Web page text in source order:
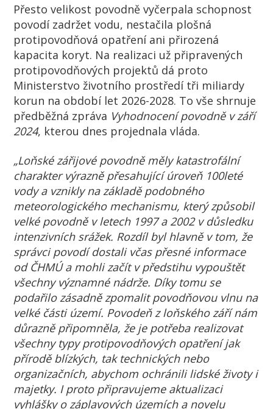
Přesto velikost povodně vyčerpala schopnost
povodí zadržet vodu, nestačila plošná
protipovodňová opatření ani přirozená
kapacita koryt. Na realizaci už připravených
protipovodňových projektů dá proto
Ministerstvo životního prostředí tři miliardy
korun na období let 2026-2028. To vše shrnuje
předběžná zpráva Vyhodnocení povodně v září
2024, kterou dnes projednala vláda.
„Loňské zářijové povodně měly katastrofální
charakter výrazně přesahující úroveň 100leté
vody a vznikly na základě podobného
meteorologického mechanismu, který způsobil
velké povodně v letech 1997 a 2002 v důsledku
intenzivních srážek. Rozdíl byl hlavně v tom, že
správci povodí dostali včas přesné informace
od ČHMÚ a mohli začít v předstihu vypouštět
všechny významné nádrže. Díky tomu se
podařilo zásadně zpomalit povodňovou vlnu na
velké části území. Povodeň z loňského září nám
důrazně připomněla, že je potřeba realizovat
všechny typy protipovodňových opatření jak
přírodě blízkých, tak technických nebo
organizačních, abychom ochránili lidské životy i
majetky. I proto připravujeme aktualizaci
vyhlášky o záplavových územích a novelu